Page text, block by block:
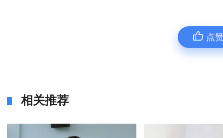
点
相关推荐